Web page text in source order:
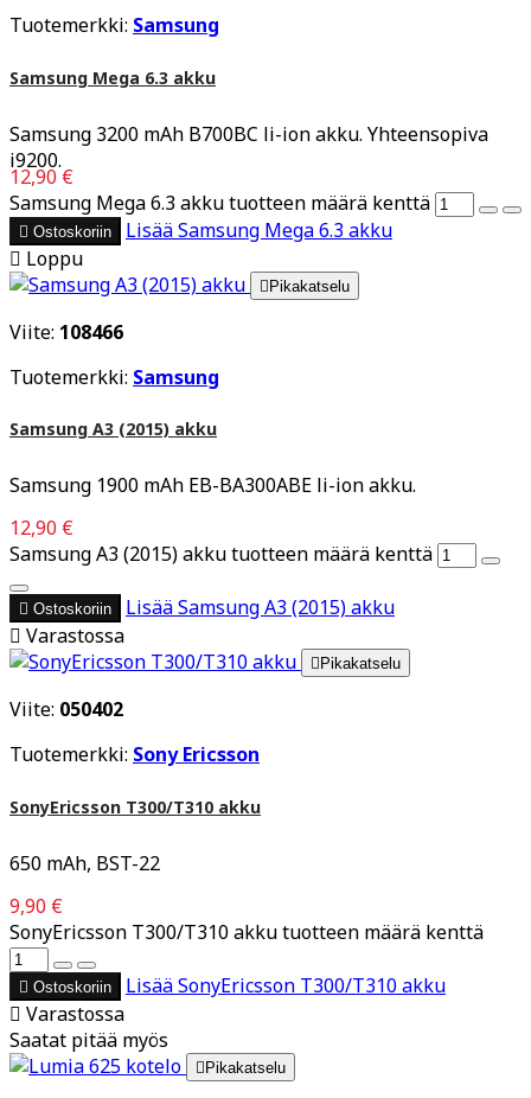
Tuotemerkki: Samsung
Samsung Mega 6.3 akku
Samsung 3200 mAh B700BC li-ion akku. Yhteensopiva
i9200.
12,90 €
Samsung Mega 6.3 akku tuotteen määrä kenttä
 Ostoskoriin LisääSamsung Mega 6.3 akku
 Loppu
Pikakatselu
Viite: 108466
Tuotemerkki: Samsung
Samsung A3 (2015) akku
Samsung 1900 mAh EB-BA300ABE li-ion akku.
12,90 €
Samsung A3 (2015) akku tuotteen määrä kenttä
 Ostoskoriin LisääSamsung A3 (2015) akku
 Varastossa
 Pikakatselu
Viite: 050402
Tuotemerkki: Sony Ericsson
SonyEricsson T300/T310 akku
650 mAh, BST-22
9,90 €
SonyEricsson T300/T310 akku tuotteen määrä kenttä
 Ostoskoriin LisääSonyEricsson T300/T310 akku
 Varastossa
Saatat pitää myös
Pikakatselu